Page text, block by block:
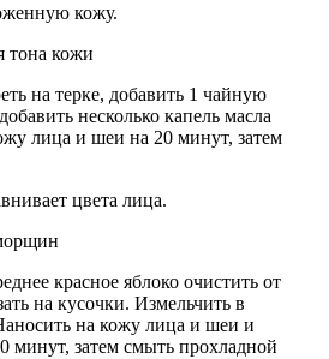
кожу.
тона кожи
на терке, добавить 1 чайную
несколько капель масла
лица и шеи на 20 минут, затем
цвета лица.
красное яблоко очистить от
на кусочки. Измельчить в
на кожу лица и шеи и
минут, затем смыть прохладной